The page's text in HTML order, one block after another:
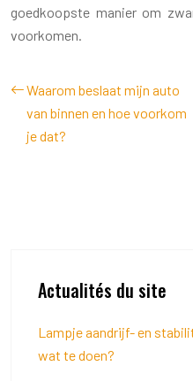
goedkoopste manier om
voorkomen.
Waarom beslaat mijn auto
van binnen en hoe voorkom
je dat?
Actualités du site
Lampje aandrijf- en
wat te doen?